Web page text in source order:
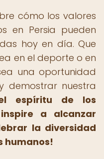
cómo los valores
en Persia pueden
hoy en día. Que
en el deporte o en
una oportunidad
demostrar nuestra
espíritu de los
a alcanzar
la diversidad
humanos!